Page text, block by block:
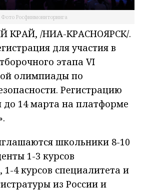
Фото Росфинмониторинга
КРАЙ, /НИА-КРАСНОЯРСК/.
для участия в
этапа VI
олимпиады по
Регистрацию
14 марта на платформе
школьники 8-10
1-3 курсов
1-4 курсов специалитета и
из России и